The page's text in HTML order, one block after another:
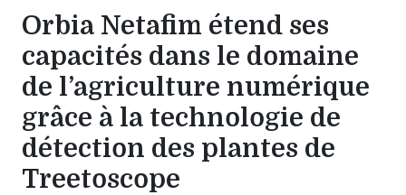
Orbia Netafim étend ses
capacités dans le domaine
de l’agriculture numérique
grâce à la technologie de
détection des plantes de
Treetoscope